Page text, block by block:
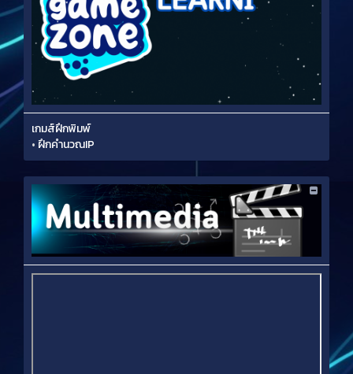
เกมส์ฝึกพิมพ์
• ฝึกคำนวณIP